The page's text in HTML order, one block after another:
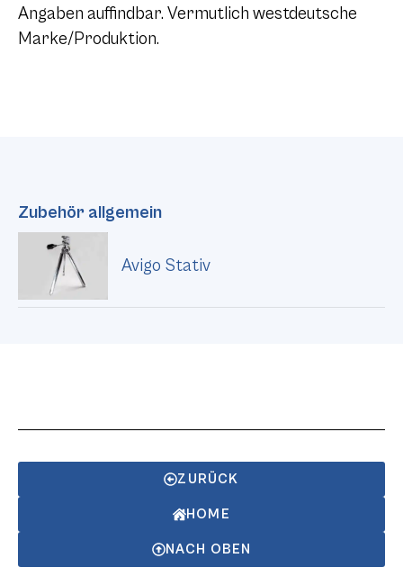
Angaben auffindbar. Vermutlich westdeutsche
Marke/Produktion.
Zubehör allgemein
Avigo Stativ
ZURÜCK
HOME
NACH OBEN